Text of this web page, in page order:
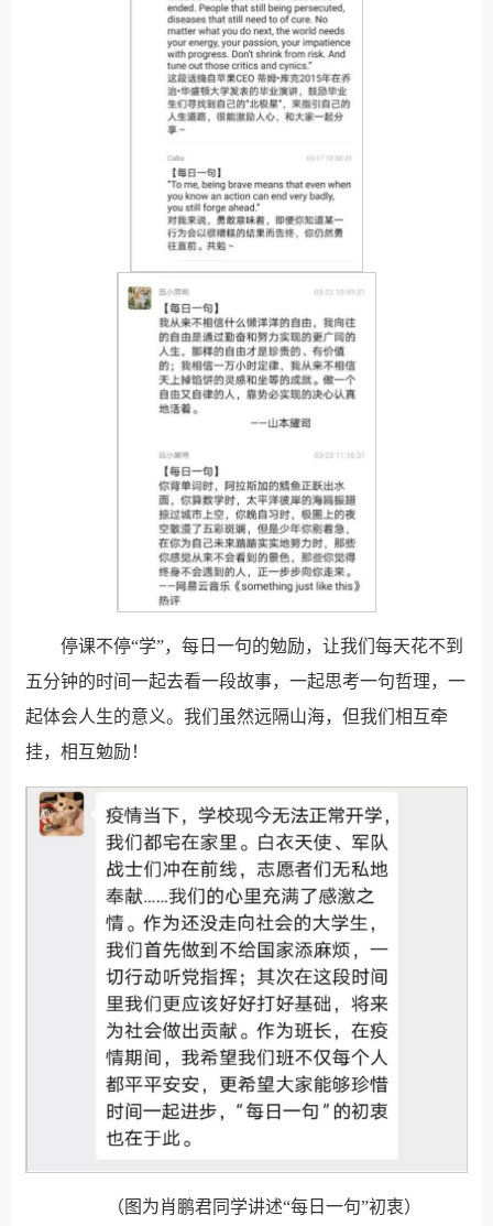
停课不停“学”，每日一句的勉励，让我们每天花不到
五分钟的时间一起去看一段故事，一起思考一句哲理，一
起体会人生的意义。我们虽然远隔山海，但我们相互牵
挂，相互勉励！
（图为肖鹏君同学讲述“每日一句”初衷）